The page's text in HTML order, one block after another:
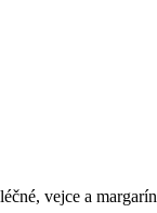
vejce a